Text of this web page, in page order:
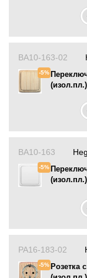
ВА10-163-02
-5%
ВА10-163
-5%
РА16-183-02
-5% Розетка